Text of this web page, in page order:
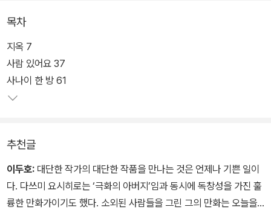
표류일기>라는 애니메이션 영화로 만들었고, 이 영화는 칸 영화제
‘주목할 만한 시선’ 부문에 공식 초청되면서 화제를 불러일으켰다. 이
번에 한국에 출간된 『동경 표류일기』는 영화화된 단편들을 뼈대로 삼
아 만들어진, 다쓰미 요시히로의 대표작 선집이라 할 수 있다.
의 이야기를 그린 「굿바이」, 히로시마 원폭 이후의 추악한 이야기를
다룬 「지옥」, 행복을 위해서 어머니를 버린 아들의 이야기 「도쿄 고려
장」, 소음에 익숙해진 외로운 노동자의 이야기를 그린 「내 사랑 몽키」
등 다쓰미 요시히로의 대표작들이다.
목차
지옥 7
사람 있어요 37
사나이 한 방 61
추천글
이두호: 대단한 작가의 대단한 작품을 만나는 것은 언제나 기쁜 일이
다. 다쓰미 요시히로는 ‘극화의 아버지’임과 동시에 독창성을 가진 훌
륭한 만화가이기도 했다. 소외된 사람들을 그린 그의 만화는 오늘을